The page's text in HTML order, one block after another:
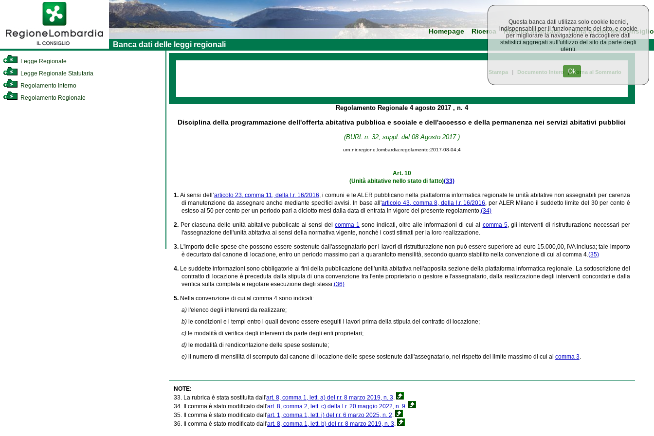
Homepage Ricerca Ricerca avanzata Torna al sito del consiglio
Banca dati delle leggi regionali
Legge Regionale
Legge Regionale Statutaria
Regolamento Interno
Regolamento Regionale
Stampa | Documento Intero | Torna al Sommario
Regolamento Regionale 4 agosto 2017 , n. 4
Disciplina della programmazione dell'offerta abitativa pubblica e sociale e dell'accesso e della permanenza nei servizi abitativi pubblici
(BURL n. 32, suppl. del 08 Agosto 2017 )
urn:nir:regione.lombardia:regolamento:2017-08-04;4
Art. 10
(Unità abitative nello stato di fatto)(33)
1.Ai sensi dell’articolo 23, comma 11, della l.r. 16/2016, i comuni e le ALER pubblicano nella piattaforma informatica regionale le unità abitative non assegnabili per carenza
di manutenzione da assegnare anche mediante specifici avvisi. In base all'articolo 43, comma 8, della l.r. 16/2016, per ALER Milano il suddetto limite del 30 per cento è
esteso al 50 per cento per un periodo pari a diciotto mesi dalla data di entrata in vigore del presente regolamento.(34)
2. Per ciascuna delle unità abitative pubblicate ai sensi delcomma 1 sono indicati, oltre alle informazioni di cui al comma 5, gli interventi di ristrutturazione necessari per
l'assegnazione dell'unità abitativa ai sensi della normativa vigente, nonché i costi stimati per la loro realizzazione.
3. L'importo delle spese che possono essere sostenute dall'assegnatario per i lavori di ristrutturazione non può essere superiore ad euro 15.000,00, IVA inclusa; tale importo
è decurtato dal canone di locazione, entro un periodo massimo pari a quarantotto mensilità, secondo quanto stabilito nella convenzione di cui al comma 4.(35)
4. Le suddette informazioni sono obbligatorie ai fini della pubblicazione dell'unità abitativa nell'apposita sezione della piattaforma informatica regionale. La sottoscrizione del
contratto di locazione è preceduta dalla stipula di una convenzione tra l'ente proprietario o gestore e l'assegnatario, dalla realizzazione degli interventi concordati e dalla
verifica sulla completa e regolare esecuzione degli stessi.(36)
5. Nella convenzione di cui al comma 4 sono indicati:
a) l'elenco degli interventi da realizzare;
b) le condizioni e i tempi entro i quali devono essere eseguiti i lavori prima della stipula del contratto di locazione;
c) le modalità di verifica degli interventi da parte degli enti proprietari;
d) le modalità di rendicontazione delle spese sostenute;
e) il numero di mensilità di scomputo dal canone di locazione delle spese sostenute dall'assegnatario, nel rispetto del limite massimo di cui al comma 3.
NOTE:
33. La rubrica è stata sostituita dall'art. 8, comma 1, lett. a) del r.r. 8 marzo 2019, n. 3.
34. Il comma è stato modificato dall'art. 8, comma 2, lett. c) della l.r. 20 maggio 2022, n. 9.
35. Il comma è stato modificato dall'art. 1, comma 1, lett. i) del r.r. 6 marzo 2025, n. 2.
36. Il comma è stato modificato dall'art. 8, comma 1, lett. b) del r.r. 8 marzo 2019, n. 3.
Questa banca dati utilizza solo cookie tecnici,
indispensabili per il funzionamento del sito, e cookie
per migliorare la navigazione e raccogliere dati
statistici aggregati sull'utilizzo del sito da parte degli
utenti.
Ok